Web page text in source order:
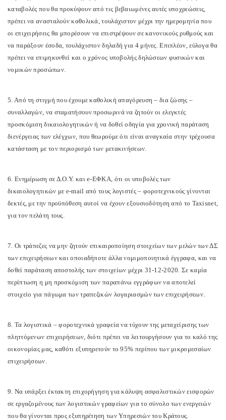
καταβολές που θα προκύψουν από τις βεβαιωμένες αυτές υποχρεώσεις,
πρέπει να ανασταλούν καθολικά, τουλάχιστον μέχρι την ημερομηνία που
οι επιχειρήσεις θα μπορέσουν να επιστρέψουν σε κανονικούς ρυθμούς και
να παράξουν έσοδα, τουλάχιστον δηλαδή για 4 μήνες. Επιπλέον, εύλογα θα
πρέπει να επιμηκυνθεί και ο χρόνος υποβολής δηλώσεων φυσικών και
νομικών προσώπων.
5. Από τη στιγμή που έχουμε καθολική απαγόρευση – δια ζώσης –
συναλλαγών, να σταματήσουν προσωρινά να ζητούν οι ελεγκτές
προσκόμιση δικαιολογητικών ή να δοθεί οδηγία για χρονική παράταση
διενέργειας των ελέγχων, που θεωρούμε ότι είναι αναγκαία στην τρέχουσα
κατάσταση με τον περιορισμό των μετακινήσεων.
6. Ενημέρωση σε Δ.Ο.Υ. και e-ΕΦΚΑ, ότι οι υποβολές των
δικαιολογητικών με e-mail από τους λογιστές – φοροτεχνικούς γίνονται
δεκτές, με την προϋπόθεση αυτοί να έχουν εξουσιοδότηση από το Taxisnet,
για τον πελάτη τους.
7. Οι τράπεζες να μην ζητούν επικαιροποίηση στοιχείων των μελών των ΔΣ
των επιχειρήσεων και οποιαδήποτε άλλα νομιμοποιητικά έγγραφα, και να
δοθεί παράταση αποστολής των στοιχείων μέχρι 31-12-2020. Σε καμία
περίπτωση η μη προσκόμιση των παραπάνω εγγράφων να αποτελεί
στοιχείο για πάγωμα των τραπεζικών λογαριασμών των επιχειρήσεων.
8. Τα λογιστικά – φοροτεχνικά γραφεία να τύχουν της μεταχείρισης των
πληττόμενων επιχειρήσεων, διότι πρέπει να λειτουργήσουν για το καλό της
οικονομίας μας, καθότι εξυπηρετούν το 95% περίπου των μικρομεσαίων
επιχειρήσεων.
9. Να υπάρξει έκτακτη επιχορήγηση για κάλυψη ασφαλιστικών εισφορών
σε εργαζομένους των λογιστικών γραφείων για το σύνολο των ενεργειών
που θα γίνονται προς εξυπηρέτηση των Υπηρεσιών του Κράτους.